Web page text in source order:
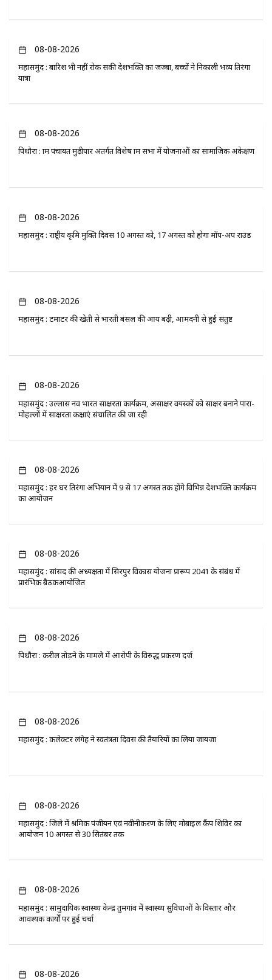
08-08-2026
महासमुंद : बारिश भी नहीं रोक सकी देशभक्ति का जज्बा, बच्चों ने निकाली भव्य तिरंगा
यात्रा
08-08-2026
पिथौरा : ग्राम पंचायत मुढ़ीपार अंतर्गत विशेष ग्राम सभा में योजनाओं का सामाजिक अंकेक्षण
08-08-2026
महासमुंद : राष्ट्रीय कृमि मुक्ति दिवस 10 अगस्त को, 17 अगस्त को होगा मॉप-अप राउंड
08-08-2026
महासमुंद : टमाटर की खेती से भारती बंसल की आय बढ़ी, आमदनी से हुई संतुष्ट
08-08-2026
महासमुंद : उल्लास नव भारत साक्षरता कार्यक्रम, असाक्षर वयस्कों को साक्षर बनाने पारा-
मोहल्लों में साक्षरता कक्षाएं संचालित की जा रही
08-08-2026
महासमुंद : हर घर तिरंगा अभियान में 9 से 17 अगस्त तक होंगे विभिन्न देशभक्ति कार्यक्रम
का आयोजन
08-08-2026
महासमुंद : सांसद की अध्यक्षता में सिरपुर विकास योजना प्रारूप 2041 के संबंध में
प्रारंभिक बैठकआयोजित
08-08-2026
पिथौरा : करील तोड़ने के मामले में आरोपी के विरुद्ध प्रकरण दर्ज
08-08-2026
महासमुंद : कलेक्टर लंगेह ने स्वतंत्रता दिवस की तैयारियों का लिया जायजा
08-08-2026
महासमुंद : जिले में श्रमिक पंजीयन एवं नवीनीकरण के लिए मोबाइल कैंप शिविर का
आयोजन 10 अगस्त से 30 सितंबर तक
08-08-2026
महासमुंद : सामुदायिक स्वास्थ्य केन्द्र तुमगांव में स्वास्थ्य सुविधाओं के विस्तार और
आवश्यक कार्यों पर हुई चर्चा
08-08-2026